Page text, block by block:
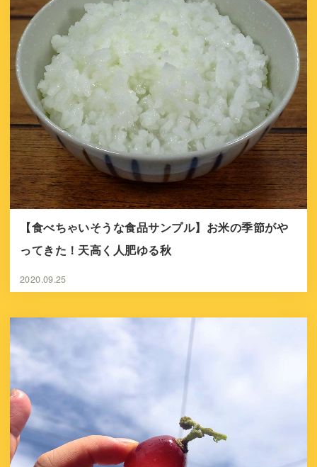
【食べちゃいそうな食品サンプル】お米の季節がや
ってきた！天高く人肥ゆる秋
2020.09.25